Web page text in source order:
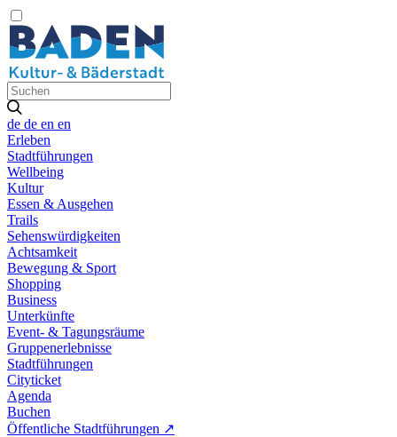
de de en en
Erleben
Stadtführungen
Wellbeing
Kultur
Essen & Ausgehen
Trails
Sehenswürdigkeiten
Achtsamkeit
Bewegung & Sport
Shopping
Business
Unterkünfte
Event- & Tagungsräume
Gruppenerlebnisse
Stadtführungen
Cityticket
Agenda
Buchen
Öffentliche Stadtführungen ↗